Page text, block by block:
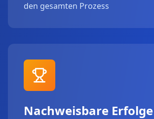
den gesamten Prozess
Nachweisbare Erfolge